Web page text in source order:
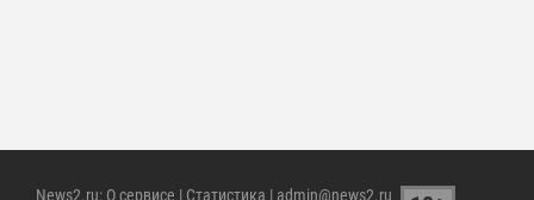
News2.ru: О сервисе | Статистика | admin@news2.ru